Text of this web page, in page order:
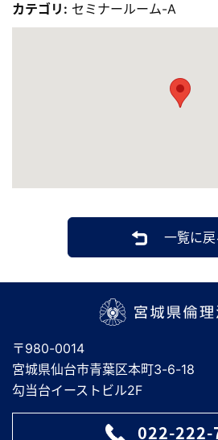
カテゴリ: セミナールーム-A
一覧に戻
〒980-0014
宮城県仙台市青葉区本町3-6-18
勾当台イーストビル2F
022-222-